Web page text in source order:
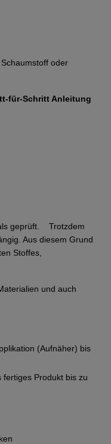
oder
für-Schritt Anleitung
geprüft. Trotzdem
Aus diesem Grund
Stoffes,
und auch
(Aufnäher) bis
fertiges Produkt bis zu